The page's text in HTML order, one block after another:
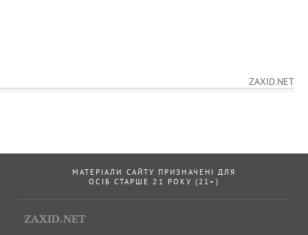
ZAXID.NET
МАТЕРІАЛИ САЙТУ ПРИЗНАЧЕНІ ДЛЯ
ОСІБ СТАРШЕ 21 РОКУ (21+)
ZAXID.NET